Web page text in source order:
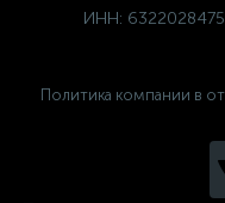
ИНН:
Политика компании в